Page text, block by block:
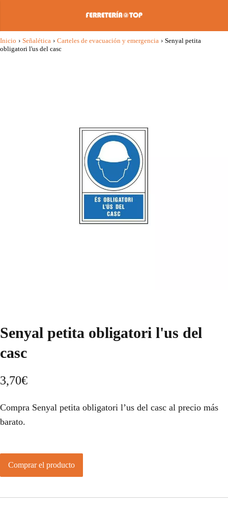
Inicio › Señalética › Carteles de evacuación y emergencia › Senyal petita
obligatori l'us del casc
Senyal petita obligatori l'us del
casc
3,70€
Compra Senyal petita obligatori l’us del casc al precio más
barato.
Comprar el producto